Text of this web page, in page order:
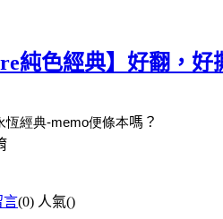
純色經典】好翻，
恆經典-memo便條本嗎？
言(0) 人氣()